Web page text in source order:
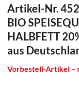
Artikel-Nr.
BIO
HALBFETT
aus
Vorbestell-Artikel –